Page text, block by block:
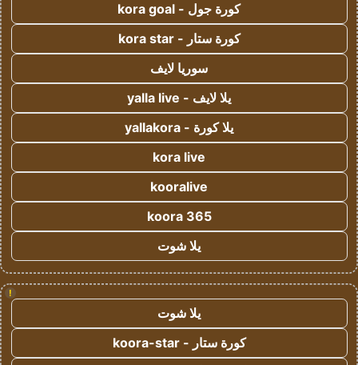
كورة جول - kora goal
كورة ستار - kora star
سوريا لايف
يلا لايف - yalla live
يلا كورة - yallakora
kora live
kooralive
koora 365
يلا شوت
!
يلا شوت
كورة ستار - koora-star